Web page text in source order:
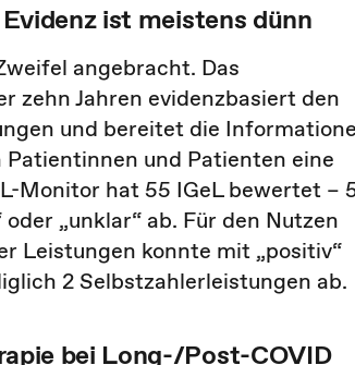
ist meistens dünn
angebracht. Das
zehn Jahren evidenzbasiert den
und bereitet die
und Patienten eine
Monitor hat 55 IGeL bewertet –
„unklar“ ab. Für den Nutzen
Leistungen konnte mit „positiv“
2 Selbstzahlerleistungen ab.
bei Long-/Post-COVID